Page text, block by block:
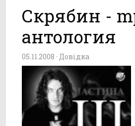
Скрябин -
антология
05.11.2008 · Довідка